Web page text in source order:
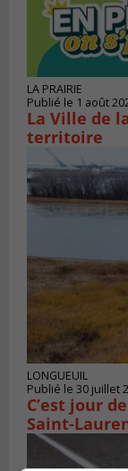
LA PRAIRIE
Publié le 1 août
La Ville de
territoire
LONGUEUIL
Publié le 30 juillet
C’est jour
Saint-